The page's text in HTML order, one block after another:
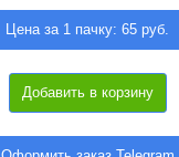
Цена за 1 пачку: 65 руб.
Добавить в корзину